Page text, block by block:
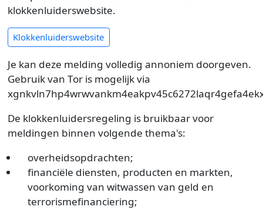
klokkenluiderswebsite.
Klokkenluiderswebsite
Je kan deze melding volledig annoniem doorgeven.
Gebruik van Tor is mogelijk via
De klokkenluidersregeling is bruikbaar voor
meldingen binnen volgende thema's:
overheidsopdrachten;
financiële diensten, producten en markten,
voorkoming van witwassen van geld en
terrorismefinanciering;